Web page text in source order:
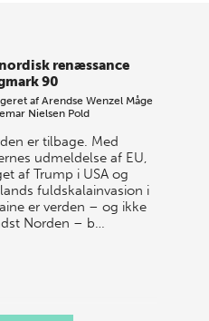
renæssance
90
afArendse Wenzel Måge
Nielsen Pold
er tilbage. Med
udmeldelse af EU,
af Trump i USA og
fuldskalainvasion i
er verden – og ikke
Norden – b…